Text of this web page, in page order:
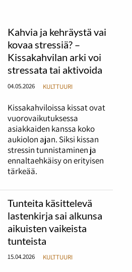
Kahvia ja kehräystä vai
kovaa stressiä? –
Kissakahvilan arki voi
stressata tai aktivoida
04.05.2026 KULTTUURI
Kissakahviloissa kissat ovat
vuorovaikutuksessa
asiakkaiden kanssa koko
aukiolon ajan. Siksi kissan
stressin tunnistaminen ja
ennaltaehkäisy on erityisen
tärkeää.
Tunteita käsittelevä
lastenkirja sai alkunsa
aikuisten vaikeista
tunteista
15.04.2026 KULTTUURI